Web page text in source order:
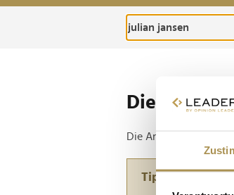
Die ganze
Die Anfrage ergab 1
Tipp